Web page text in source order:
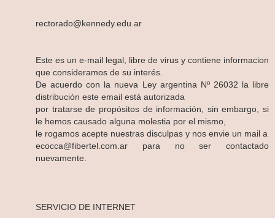
rectorado@kennedy.edu.ar
Este es un e-mail legal, libre de virus y contiene informacion
que consideramos de su interés.
De acuerdo con la nueva Ley argentina Nº 26032 la libre
distribución este email está autorizada
por tratarse de propósitos de información, sin embargo, si
le hemos causado alguna molestia por el mismo,
le rogamos acepte nuestras disculpas y nos envie un mail a
ecocca@fibertel.com.ar para no ser contactado
nuevamente.
SERVICIO DE INTERNET